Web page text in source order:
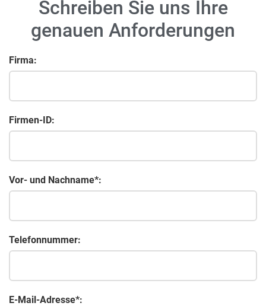
Schreiben Sie uns Ihre
genauen Anforderungen
Firma:
Firmen-ID:
Vor- und Nachname*:
Telefonnummer:
E-Mail-Adresse*: